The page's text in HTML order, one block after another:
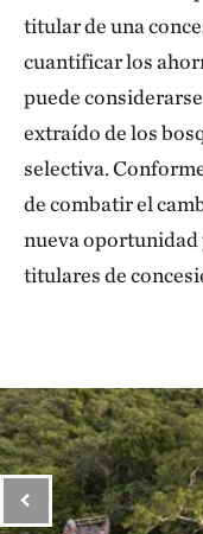
titular de una
cuantificar los
puede
extraído de los
selectiva.
de combatir el
nueva oportunidad
titulares de